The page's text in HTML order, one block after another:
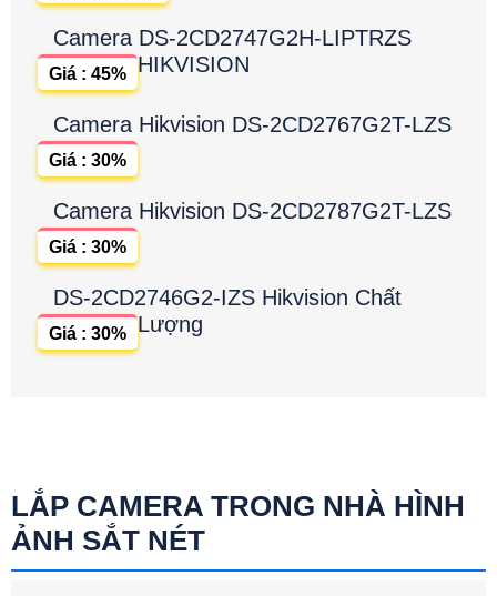
Camera DS-2CD2747G2H-LIPTRZS
HIKVISION
Giá : 45%
Camera Hikvision DS-2CD2767G2T-LZS
Giá : 30%
Camera Hikvision DS-2CD2787G2T-LZS
Giá : 30%
DS-2CD2746G2-IZS Hikvision Chất
Lượng
Giá : 30%
LẮP CAMERA TRONG NHÀ HÌNH
ẢNH SẮT NÉT